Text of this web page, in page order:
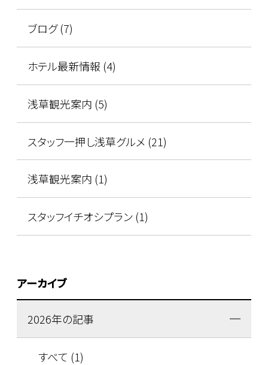
ブログ (7)
ホテル最新情報 (4)
浅草観光案内 (5)
スタッフ一押し浅草グルメ (21)
浅草観光案内 (1)
スタッフイチオシプラン (1)
アーカイブ
2026年の記事
すべて (1)